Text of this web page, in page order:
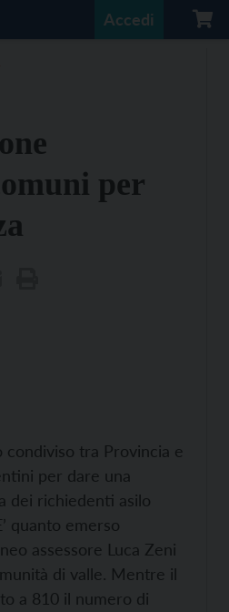
Accedi
per
tra Provincia e
per dare una
dei richiedenti asilo
quanto emerso
assessore Luca Zeni
di valle. Mentre il
a 810 il numero di